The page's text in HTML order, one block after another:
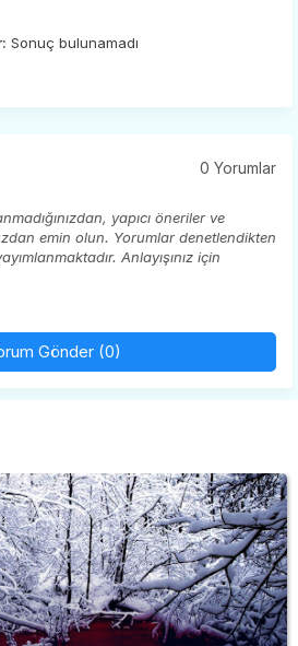
Sonuç bulunamadı
0 Yorumlar
yapıcı öneriler ve
emin olun. Yorumlar denetlendikten
Anlayışınız için
Gönder (0)